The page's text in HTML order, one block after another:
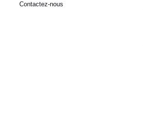
Contactez-nous